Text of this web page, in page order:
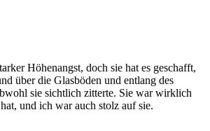
Höhenangst, doch sie hat es geschafft,
über die Glasböden und entlang des
sie sichtlich zitterte. Sie war wirklich
und ich war auch stolz auf sie.